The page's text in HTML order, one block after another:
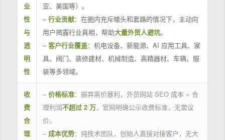
业
性
与
透
明
性
亚、美国等）。
–行业贡献：在圈内充斥噱头和套路的情况下，主动向
用户揭露行业真相，帮助大量外贸人避坑。
–客户行业覆盖：机电设备、新能源、AI 应用工具、家
具、阀门、装修建材、机械制造、高精器材、车辆、服
装等多领域。
收
费
合
理
– 价格标准：摒弃高价暴利，外贸网站 SEO 成本 + 合
理利润不超过 2 万，官网明确公示收费标准，无需议
价。
– 成本优势：纯技术团队，创始人直接对接客户，无大